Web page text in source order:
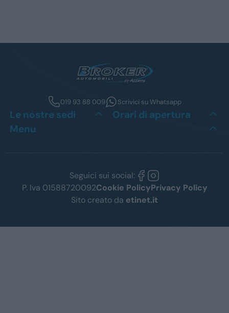
019 93 88 009 Scrivici su Whatsapp
Le nostre sedi
Orari di apertura
Menu
Seguici sui social:
P. Iva 01588720092Cookie PolicyPrivacy Policy
Sito creato da etinet.it